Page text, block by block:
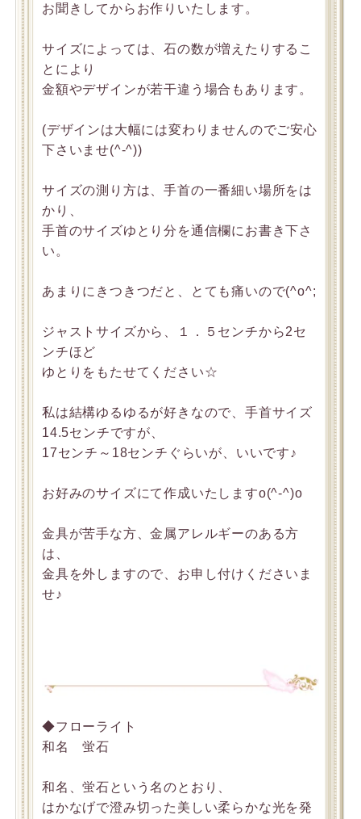
お聞きしてからお作りいたします。
サイズによっては、石の数が増えたりするこ
とにより
金額やデザインが若干違う場合もあります。
(デザインは大幅には変わりませんのでご安心
下さいませ(^-^))
サイズの測り方は、手首の一番細い場所をは
かり、
手首のサイズゆとり分を通信欄にお書き下さ
い。
あまりにきつきつだと、とても痛いので(^o^;
ジャストサイズから、１．５センチから2セ
ンチほど
ゆとりをもたせてください☆
私は結構ゆるゆるが好きなので、手首サイズ
14.5センチですが、
17センチ～18センチぐらいが、いいです♪
お好みのサイズにて作成いたしますo(^-^)o
金具が苦手な方、金属アレルギーのある方
は、
金具を外しますので、お申し付けくださいま
せ♪
◆フローライト
和名 蛍石
和名、蛍石という名のとおり、
はかなげで澄み切った美しい柔らかな光を発